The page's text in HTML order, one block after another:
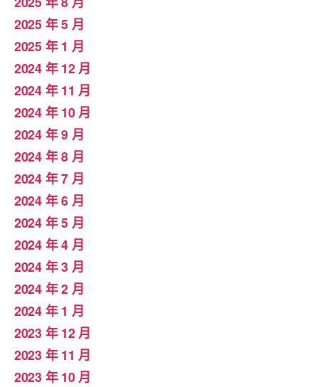
2025 年 5 月
2025 年 1 月
2024 年 12 月
2024 年 11 月
2024 年 10 月
2024 年 9 月
2024 年 8 月
2024 年 7 月
2024 年 6 月
2024 年 5 月
2024 年 4 月
2024 年 3 月
2024 年 2 月
2024 年 1 月
2023 年 12 月
2023 年 11 月
2023 年 10 月